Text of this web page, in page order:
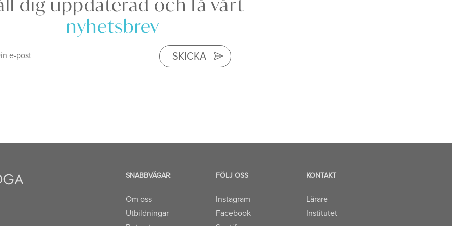
nyhetsbrev
SKICKA
SNABBVÄGAR
Om oss
Utbildningar
FÖLJ OSS
Instagram
Facebook
KONTAKT
Lärare
Institutet